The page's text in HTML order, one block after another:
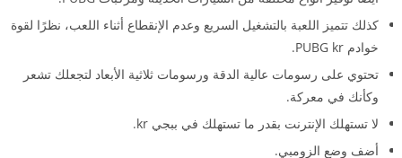
كذلك تتميز اللعبة بالتشغيل السريع وعدم الإنقطاع أثناء اللعب، نظرًا لقوة
خوادم PUBG kr.
تحتوي على رسومات عالية الدقة ورسومات ثلاثية الأبعاد لتجعلك تشعر
وكأنك في معركة.
لا تستهلك الإنترنت بقدر ما تستهلك في ببجي kr.
أضف وضع الزومبي.